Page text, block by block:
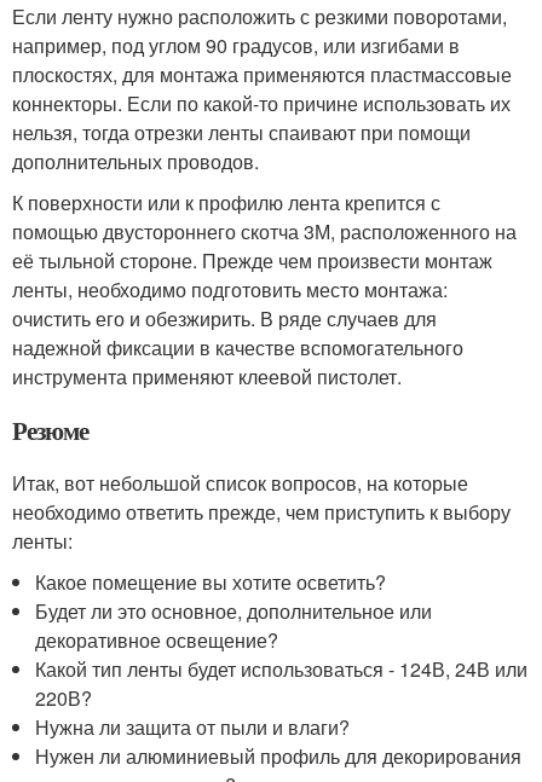
Если ленту нужно расположить с резкими поворотами,
например, под углом 90 градусов, или изгибами в
плоскостях, для монтажа применяются пластмассовые
коннекторы. Если по какой-то причине использовать их
нельзя, тогда отрезки ленты спаивают при помощи
дополнительных проводов.
К поверхности или к профилю лента крепится с
помощью двустороннего скотча 3М, расположенного на
её тыльной стороне. Прежде чем произвести монтаж
ленты, необходимо подготовить место монтажа:
очистить его и обезжирить. В ряде случаев для
надежной фиксации в качестве вспомогательного
инструмента применяют клеевой пистолет.
Резюме
Итак, вот небольшой список вопросов, на которые
необходимо ответить прежде, чем приступить к выбору
ленты:
Какое помещение вы хотите осветить?
Будет ли это основное, дополнительное или
декоративное освещение?
Какой тип ленты будет использоваться - 124В, 24В или
220В?
Нужна ли защита от пыли и влаги?
Нужен ли алюминиевый профиль для декорирования